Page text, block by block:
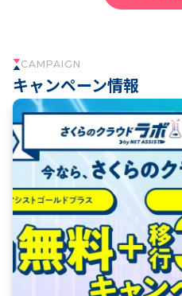
CAMPAIGN
キャンペーン情報